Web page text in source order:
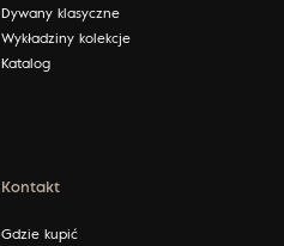
Dywany klasyczne
Wykładziny kolekcje
Katalog
Kontakt
Gdzie kupić